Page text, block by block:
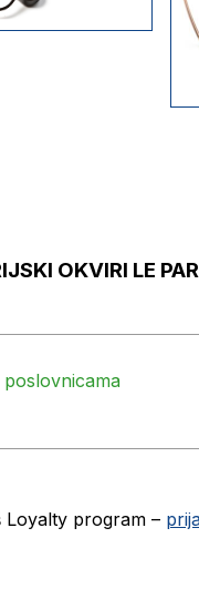
OKVIRI LE
Loyalty program –